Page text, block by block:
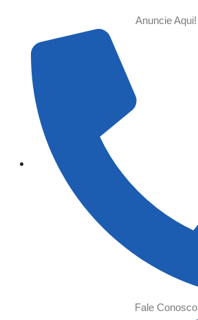
Anuncie Aqui!
Fale Conosco